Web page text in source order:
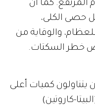
كما أن
حصى الكلى،
والوقاية من
خطر السكتات.
يتناولون كميات أعلى
كاروتين)